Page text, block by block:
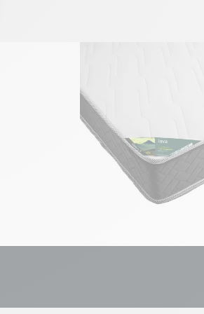
confidentialité, en garantissant la